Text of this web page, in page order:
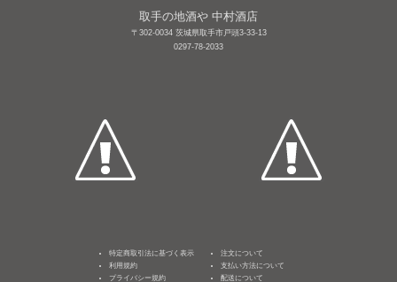
勢起(せき) 純米 [BY24]
取手の地酒や 中村酒店
〒302-0034 茨城県取手市戸頭3-33-13
0297-78-2033
特定商取引法に基づく表示
利用規約
プライバシー規約
注文について
支払い方法について
配送について